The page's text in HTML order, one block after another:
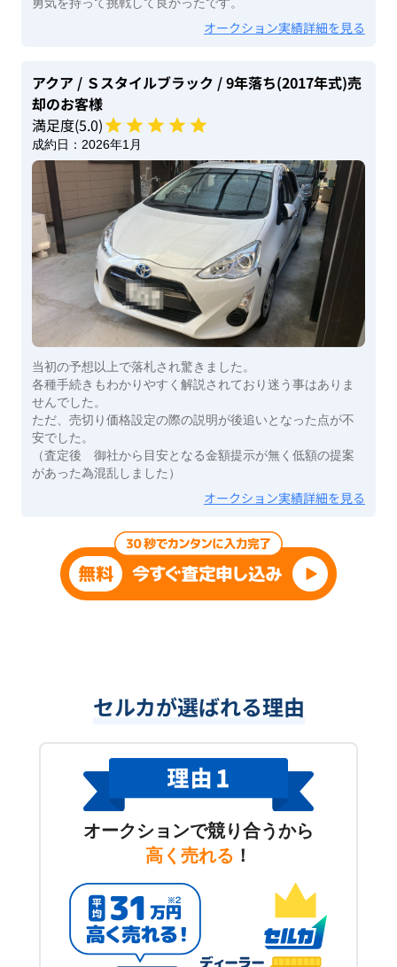
オークション実績詳細を見る
アクア / Ｓスタイルブラック / 9年落ち(2017年式)売
却のお客様
満足度(5.0)
成約日： 2026年1月
当初の予想以上で落札され驚きました。
各種手続きもわかりやすく解説されており迷う事はありま
せんでした。
ただ、売切り価格設定の際の説明が後追いとなった点が不
安でした。
（査定後 御社から目安となる金額提示が無く低額の提案
があった為混乱しました）
オークション実績詳細を見る
セルカが選ばれる理由
オークションで競り合うから
高く売れる ！